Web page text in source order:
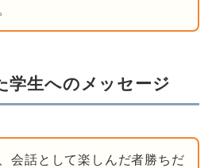
学生へのメッセージ
会話として楽しんだ者勝ちだ